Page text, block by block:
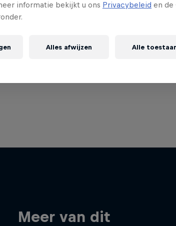
Meer van dit
informatie bekijkt u ons Privacybeleid en de
Alles afwijzen Alle